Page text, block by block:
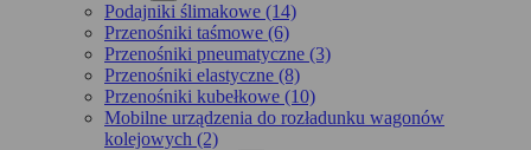
Podajniki ślimakowe (14)
Przenośniki taśmowe (6)
Przenośniki pneumatyczne (3)
Przenośniki elastyczne (8)
Przenośniki kubełkowe (10)
Mobilne urządzenia do rozładunku wagonów
kolejowych (2)